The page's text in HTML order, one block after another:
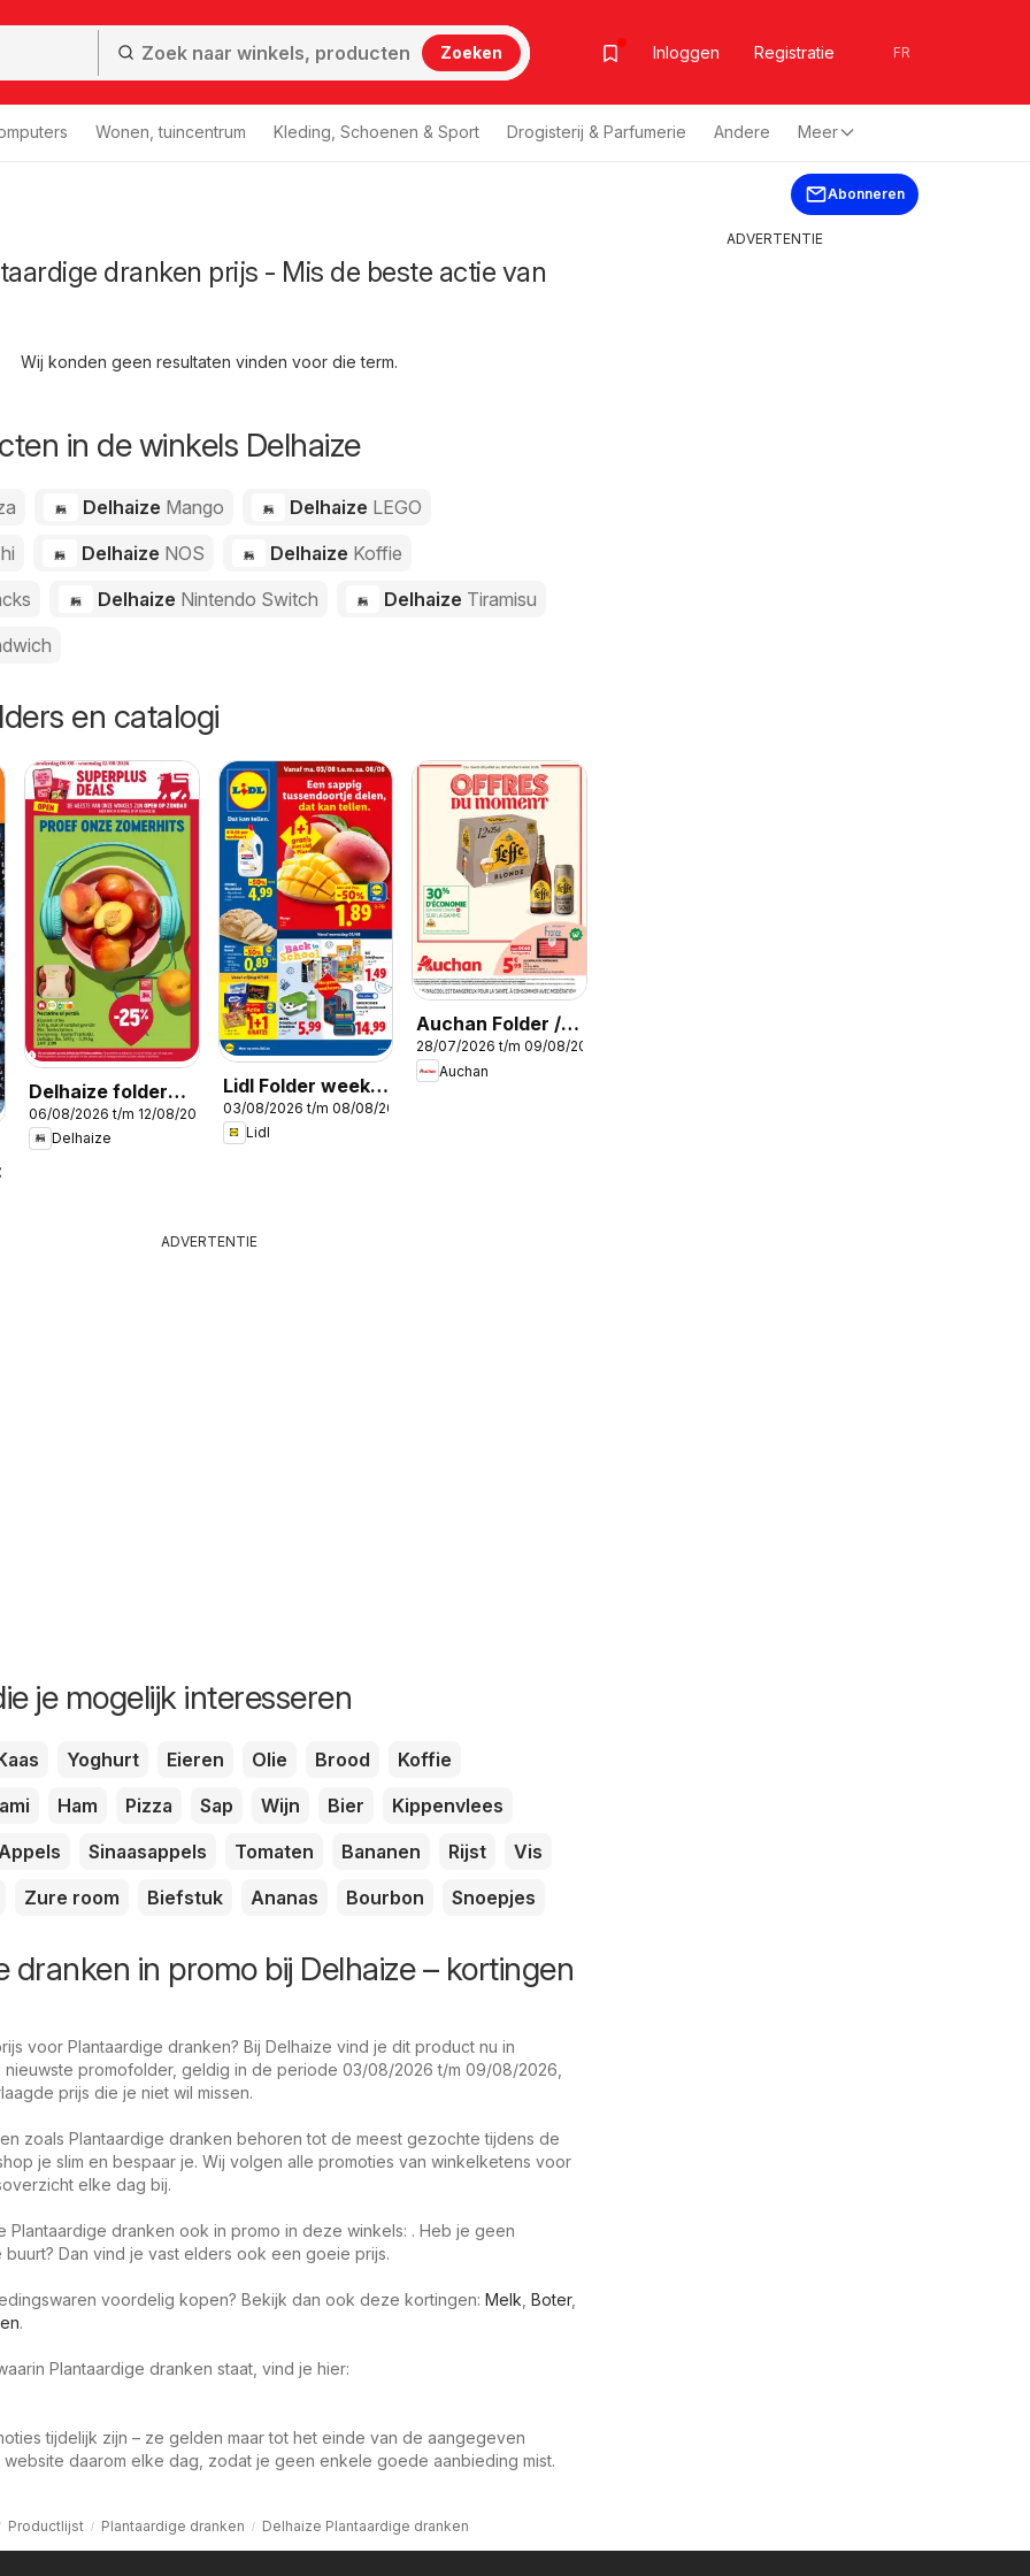
Zoeken Inloggen Registratie FR
Wonen, tuincentrum Kleding, Schoenen & Sport Drogisterij & Parfumerie Andere Meer
Abonneren
dranken prijs - Mis de beste actie van
Wij konden geen resultaten vinden voor die term.
in de winkels Delhaize
Delhaize Mango Delhaize LEGO
Delhaize NOS Delhaize Koffie
Delhaize Nintendo Switch Delhaize Tiramisu
en catalogi
Delhaize folder
week 32
06/08/2026 t/m 12/08/2026
Delhaize
Lidl Folder week
32
03/08/2026 t/m 08/08/2026
Lidl
Auchan Folder /
Publicité
28/07/2026 t/m 09/08/2026
Auchan
ADVERTENTIE
je mogelijk interesseren
Yoghurt Eieren Olie Brood
Koffie
Ham Pizza Sap Wijn Bier
Kippenvlees
Appels Sinaasappels Tomaten Bananen Rijst
Vis
Zure room Biefstuk Ananas Bourbon Snoepjes
dranken in promo bij Delhaize – kortingen
voor Plantaardige dranken? Bij Delhaize vind je dit product nu in
nieuwste promofolder, geldig in de periode 03/08/2026 t/m 09/08/2026,
prijs die je niet wil missen.
zoals Plantaardige dranken behoren tot de meest gezochte tijdens de
je slim en bespaar je. Wij volgen alle promoties van winkelketens voor
elke dag bij.
Plantaardige dranken ook in promo in deze winkels: . Heb je geen
Dan vind je vast elders ook een goeie prijs.
voordelig kopen? Bekijk dan ook deze kortingen: Melk Boter,
.
Plantaardige dranken staat, vind je hier:
tijdelijk zijn – ze gelden maar tot het einde van de aangegeven
daarom elke dag, zodat je geen enkele goede aanbieding mist.
Productlijst Plantaardige dranken Delhaize Plantaardige dranken
ADVERTENTIE